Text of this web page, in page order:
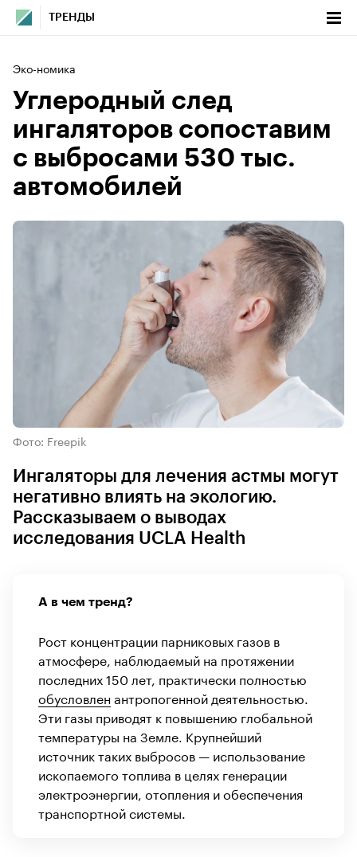
ТРЕНДЫ
Эко-номика
Углеродный след
ингаляторов сопоставим
с выбросами 530 тыс.
автомобилей
Фото: Freepik
Ингаляторы для лечения астмы могут
негативно влиять на экологию.
Рассказываем о выводах
исследования UCLA Health
А в чем тренд?
Рост концентрации парниковых газов в
атмосфере, наблюдаемый на протяжении
последних 150 лет, практически полностью
обусловленантропогенной деятельностью.
Эти газы приводят к повышению глобальной
температуры на Земле. Крупнейший
источник таких выбросов — использование
ископаемого топлива в целях генерации
электроэнергии, отопления и обеспечения
транспортной системы.